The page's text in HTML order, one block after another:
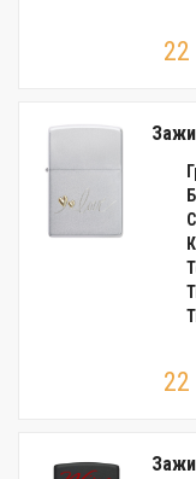
22
22